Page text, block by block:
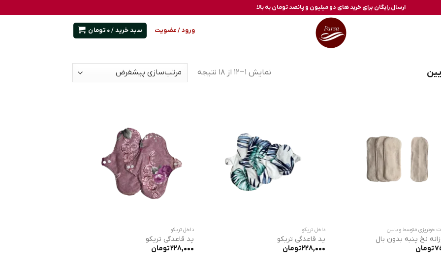
ارسال رایگان برای خرید های دو میلیون و پانصد تومان به بالا
ورود / عضویت سبد خرید /0 تومان
نمایش 1–12 از 18 نتیجه
خونریزی متوسط و پایین
نخ پنبه بدون بال
تومان
داخل تریکو
پد قاعدگی تریکو
228,000تومان
داخل تریکو
پد قاعدگی تریکو
228,000تومان